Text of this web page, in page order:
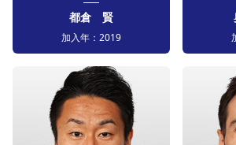
都倉 賢
加入年： 2019